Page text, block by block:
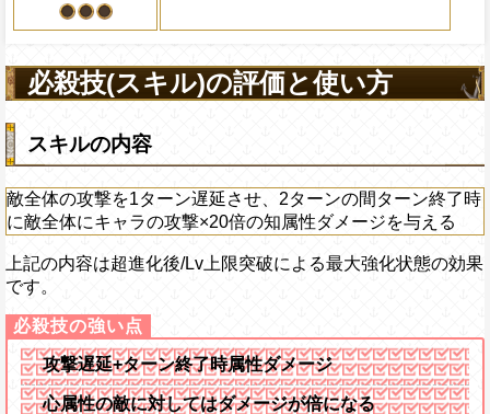
アクション
を30%下げ、野心タ
げる
必殺技(スキル)の評価と使い方
スキルの内容
敵全体の攻撃を1ターン遅延させ、2ターンの間ターン終了時
に敵全体にキャラの攻撃×20倍の知属性ダメージを与える
上記の内容は超進化後/Lv上限突破による最大強化状態の効果
です。
攻撃遅延+ターン終了時属性ダメージ
心属性の敵に対してはダメージが倍になる